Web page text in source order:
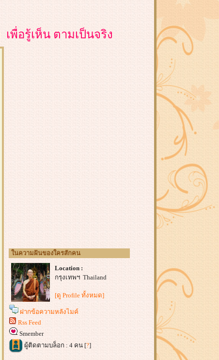
เพื่อรู้เห็น ตามเป็นจริง
นความฝันของใครสักคน
Location :
กรุงเทพฯ Thailand
[ดู Profile ทั้งหมด]
ฝากข้อความหลังไมค์
Rss Feed
Smember
ผู้ติดตามบล็อก : 4 คน [?]